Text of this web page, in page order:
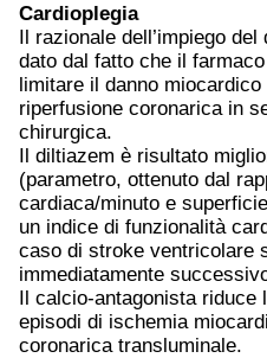
Cardioplegia
Il razionale dell’impiego
dato dal fatto che il
limitare il danno
riperfusione coronarica in
chirurgica.
Il diltiazem è risultato
(parametro, ottenuto dal
cardiaca/minuto e
un indice di funzionalità
caso di stroke ventricolare
immediatamente
Il calcio-antagonista riduce
episodi di ischemia
coronarica transluminale.